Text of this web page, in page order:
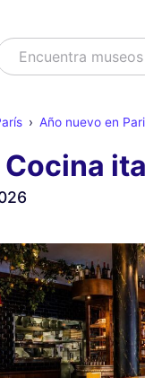
Encuentra muse
Año nuevo en